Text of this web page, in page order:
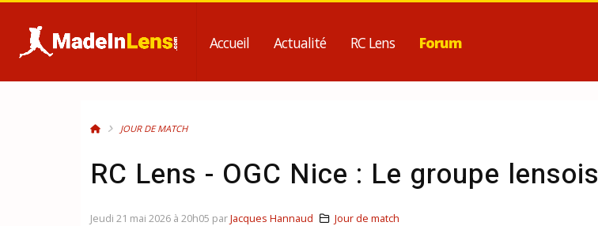
Accueil Actualité RC Lens Forum
JOUR DE MATCH
RC Lens - OGC Nice : Le groupe lensois
Jeudi 21 mai 2026 à 20h05 parJacques Hannaud Jour de match